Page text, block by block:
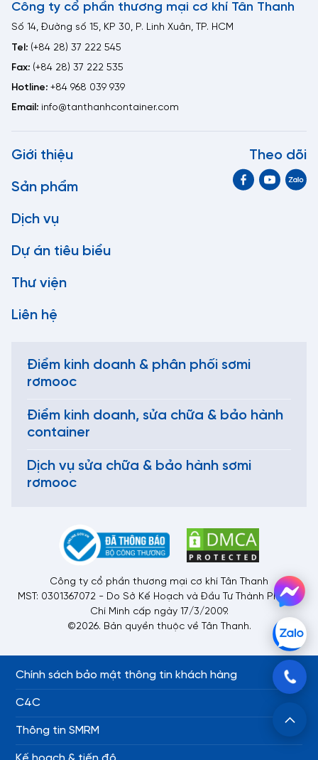
Công ty cổ phần thương mại cơ khí Tân Thanh
Số 14, Đường số 15, KP 30, P. Linh Xuân, TP. HCM
Tel: (+84 28) 37 222 545
Fax: (+84 28) 37 222 535
Hotline: +84 968 039 939
Email: info@tanthanhcontainer.com
Giới thiệu
Sản phẩm
Dịch vụ
Dự án tiêu biểu
Thư viện
Liên hệ
Theo dõi
Điểm kinh doanh & phân phối sơmi
rơmooc
Điểm kinh doanh, sửa chữa & bảo hành
container
Dịch vụ sửa chữa & bảo hành sơmi
rơmooc
Công ty cổ phần thương mại cơ khí Tân Thanh
MST: 0301367072 - Do Sở Kế Hoạch và Đầu Tư Thành Phố Hồ
Chí Minh cấp ngày 17/3/2009.
©2026. Bản quyền thuộc về Tân Thanh.
Chính sách bảo mật thông tin khách hàng
C4C
Thông tin SMRM